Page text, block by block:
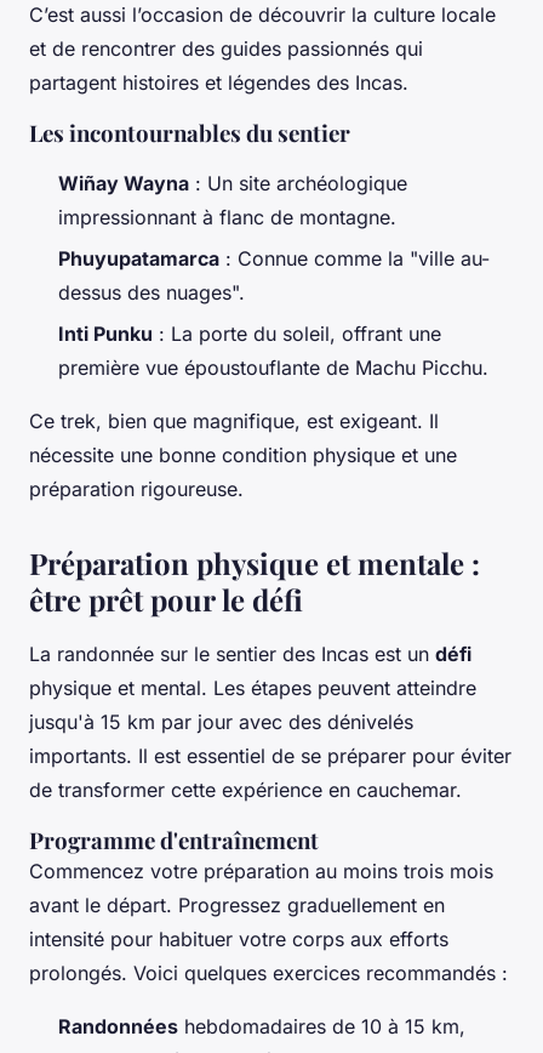
C’est aussi l’occasion de découvrir la culture locale
et de rencontrer des guides passionnés qui
partagent histoires et légendes des Incas.
Les incontournables du sentier
Wiñay Wayna : Un site archéologique
impressionnant à flanc de montagne.
Phuyupatamarca : Connue comme la "ville au-
dessus des nuages".
Inti Punku : La porte du soleil, offrant une
première vue époustouflante de Machu Picchu.
Ce trek, bien que magnifique, est exigeant. Il
nécessite une bonne condition physique et une
préparation rigoureuse.
Préparation physique et mentale :
être prêt pour le défi
La randonnée sur le sentier des Incas est un défi
physique et mental. Les étapes peuvent atteindre
jusqu'à 15 km par jour avec des dénivelés
importants. Il est essentiel de se préparer pour éviter
de transformer cette expérience en cauchemar.
Programme d'entraînement
Commencez votre préparation au moins trois mois
avant le départ. Progressez graduellement en
intensité pour habituer votre corps aux efforts
prolongés. Voici quelques exercices recommandés :
Randonnées hebdomadaires de 10 à 15 km,